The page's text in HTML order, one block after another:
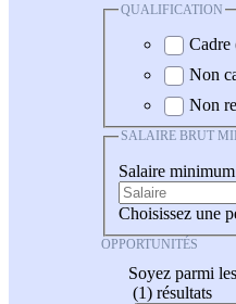
QUALIFICATION
Cadre
Non
Non
SALAIRE BRUT
Salaire minimum
Choisissez une
OPPORTUNITÉS
Soyez parmi
(1) résultats